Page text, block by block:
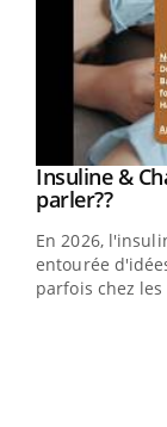
Youtube
Insuline &
parler??
En 2026,
entourée
parfois chez